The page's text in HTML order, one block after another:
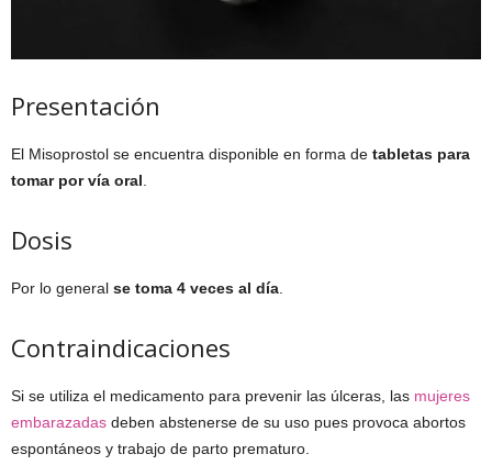
Presentación
El Misoprostol se encuentra disponible en forma de tabletas para
tomar por vía oral
Dosis
Por lo general se toma 4 veces al día
Contraindicaciones
Si se utiliza el medicamento para prevenir las úlceras, las mujeres
embarazadas deben abstenerse de su uso pues provoca abortos
espontáneos y trabajo de parto prematuro.